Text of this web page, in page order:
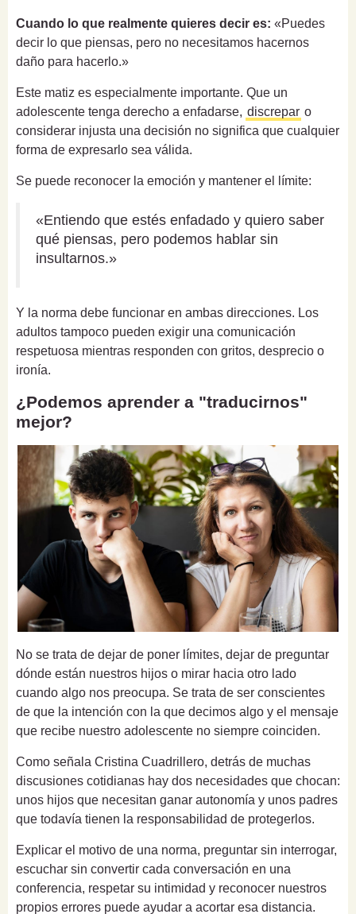
Cuando lo que realmente quieres decir es: «Puedes
decir lo que piensas, pero no necesitamos hacernos
daño para hacerlo.»
Este matiz es especialmente importante. Que un
adolescente tenga derecho a enfadarse, discrepar o
considerar injusta una decisión no significa que cualquier
forma de expresarlo sea válida.
Se puede reconocer la emoción y mantener el límite:
«Entiendo que estés enfadado y quiero saber
qué piensas, pero podemos hablar sin
insultarnos.»
Y la norma debe funcionar en ambas direcciones. Los
adultos tampoco pueden exigir una comunicación
respetuosa mientras responden con gritos, desprecio o
ironía.
¿Podemos aprender a "traducirnos"
mejor?
No se trata de dejar de poner límites, dejar de preguntar
dónde están nuestros hijos o mirar hacia otro lado
cuando algo nos preocupa. Se trata de ser conscientes
de que la intención con la que decimos algo y el mensaje
que recibe nuestro adolescente no siempre coinciden.
Como señala Cristina Cuadrillero, detrás de muchas
discusiones cotidianas hay dos necesidades que chocan:
unos hijos que necesitan ganar autonomía y unos padres
que todavía tienen la responsabilidad de protegerlos.
Explicar el motivo de una norma, preguntar sin interrogar,
escuchar sin convertir cada conversación en una
conferencia, respetar su intimidad y reconocer nuestros
propios errores puede ayudar a acortar esa distancia.